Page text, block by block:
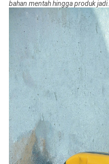
bahan mentah hingga produk jadi.